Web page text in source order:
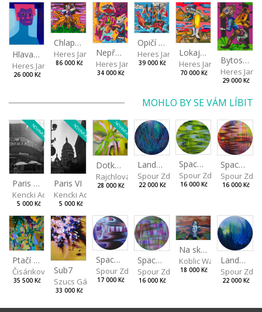
Hlava VII
Heres Jan
26 000 Kč
Chlapec s tygrem
Heres Jan
86 000 Kč
Nepřehledný sen
Heres Jan
34 000 Kč
Opičí kapitán
Heres Jan
39 000 Kč
Lokaj - ryba
Heres Jan
70 000 Kč
Bytost z druhé strany
Heres Jan
29 000 Kč
MOHLO BY SE VÁM LÍBIT
NOVINKA
Paris VII
Kencki Adam
5 000 Kč
NOVINKA
Paris VI
Kencki Adam
5 000 Kč
NOVINKA
Dotkneš-li se na správném místě
Rajchlová Alžběta
28 000 Kč
Landscape III
Spour Zdeněk
22 000 Kč
Spaces I
Spour Zdeněk
16 000 Kč
Spaces II
Spour
16 000 Kč
Ptačí perspektiva
Čisáriková Táňa
35 500 Kč
Sub7
Szucs Gábor
33 000 Kč
Spaces IV
Spour Zdeněk
17 000 Kč
Spaces III
Spour Zdeněk
16 000 Kč
Na skalách
Koblic Walterová
18 000 Kč
Landscape II
Spour
22 000 Kč